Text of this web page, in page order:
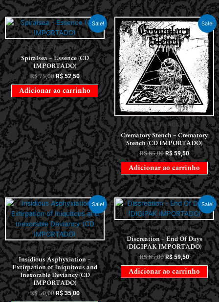
Sale!
CDS INTERNACIONAIS
Spiralsea – Essence (CD
IMPORTADO)
R$75,00 R$52,50
Adicionar ao carrinho
Sale!
CDS INTERNACIONAIS
Crematory Stench – Crematory
Stench (CD IMPORTADO)
R$85,00 R$59,50
Adicionar ao carrinho
Sale!
CDS INTERNACIONAIS
Insidious Asphyxiation –
Extirpation of Iniquitous and
Inexorable Deviancy (CD
IMPORTADO)
R$50,00 R$35,00
Sale!
CDS INTERNACIONAIS
Discreation – End Of Days
(DIGIPAK IMPORTADO)
R$85,00 R$59,50
Adicionar ao carrinho